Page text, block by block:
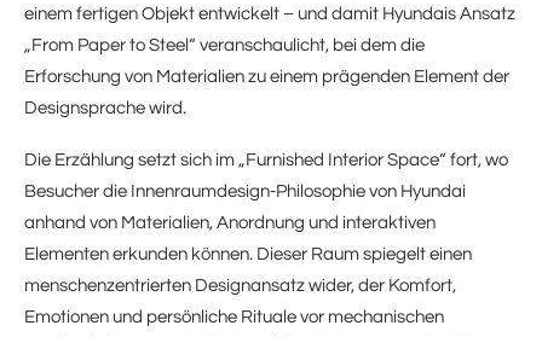
einem fertigen Objekt entwickelt – und damit Hyundais Ansatz
„From Paper to Steel“ veranschaulicht, bei dem die
Erforschung von Materialien zu einem prägenden Element der
Designsprache wird.
Die Erzählung setzt sich im „Furnished Interior Space“ fort, wo
Besucher die Innenraumdesign-Philosophie von Hyundai
anhand von Materialien, Anordnung und interaktiven
Elementen erkunden können. Dieser Raum spiegelt einen
menschenzentrierten Designansatz wider, der Komfort,
Emotionen und persönliche Rituale vor mechanischen